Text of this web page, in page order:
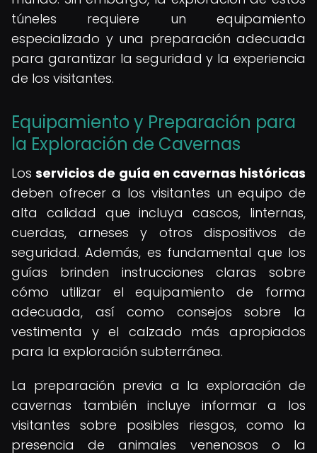
túneles requiere un equipamiento
especializado y una preparación adecuada
para garantizar la seguridad y la experiencia
de los visitantes.
Equipamiento y Preparación para
la Exploración de Cavernas
Losservicios de guía en cavernas históricas
deben ofrecer a los visitantes un equipo de
alta calidad que incluya cascos, linternas,
cuerdas, arneses y otros dispositivos de
seguridad. Además, es fundamental que los
guías brinden instrucciones claras sobre
cómo utilizar el equipamiento de forma
adecuada, así como consejos sobre la
vestimenta y el calzado más apropiados
para la exploración subterránea.
La preparación previa a la exploración de
cavernas también incluye informar a los
visitantes sobre posibles riesgos, como la
presencia de animales venenosos o la